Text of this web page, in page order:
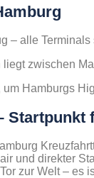
– alle
zwischen
Hamburgs
Startpunkt
und direkter
zur Welt – es